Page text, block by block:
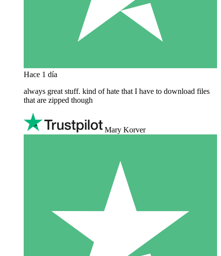
Hace 1 día
always great stuff. kind of hate that I have to download files
that are zipped though
Mary Korver